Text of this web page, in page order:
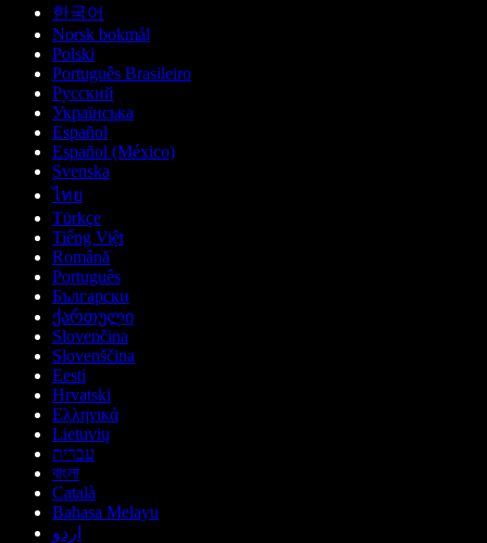
한국어
Norsk bokmål
Polski
Português Brasileiro
Русский
Українська
Español
Español (México)
Svenska
ไทย
Türkçe
Tiếng Việt
Română
Português
Български
ქართული
Slovenčina
Slovenščina
Eesti
Hrvatski
Ελληνικά
Lietuvių
עברית
বাংলা
Català
Bahasa Melayu
اردو